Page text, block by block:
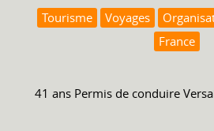
Tourisme Voyages
France
41 ans Permis de conduire